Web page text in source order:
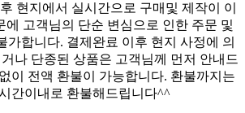
현지에서 실시간으로 구매및 제작이 이
에 고객님의 단순 변심으로 인한 주문 및
가합니다. 결제완료 이후 현지 사정에 의
나 단종된 상품은 고객님께 먼저 안내드
이 전액 환불이 가능합니다. 환불까지는
간이내로 환불해드립니다^^